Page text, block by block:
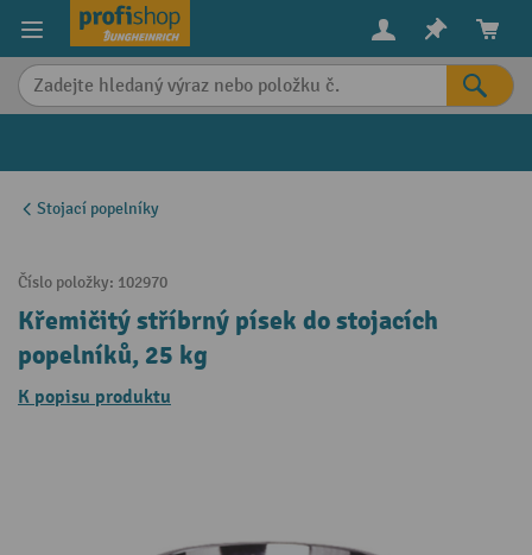
content
Stojací popelníky
Číslo položky: 102970
Křemičitý stříbrný písek do stojacích
popelníků, 25 kg
K popisu produktu